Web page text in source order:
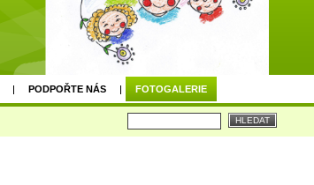
PODPOŘTE NÁS FOTOGALERIE